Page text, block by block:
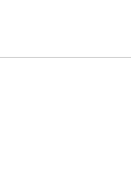
淨光澤！
香氣，酸、